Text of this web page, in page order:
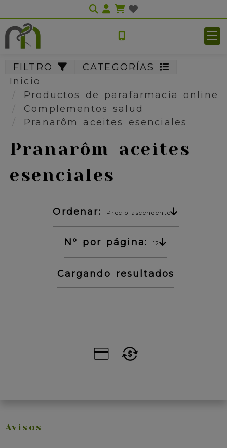
Identifícate
FILTRO
CATEGORÍAS
Inicio
Productos de parafarmacia online
Complementos salud
Pranarôm aceites esenciales
Pranarôm aceites
esenciales
Ordenar: Precio ascendente
Nº por página: 12
Cargando resultados
Avisos